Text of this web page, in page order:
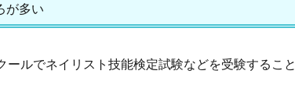
が多い
ルでネイリスト技能検定試験などを受験すること